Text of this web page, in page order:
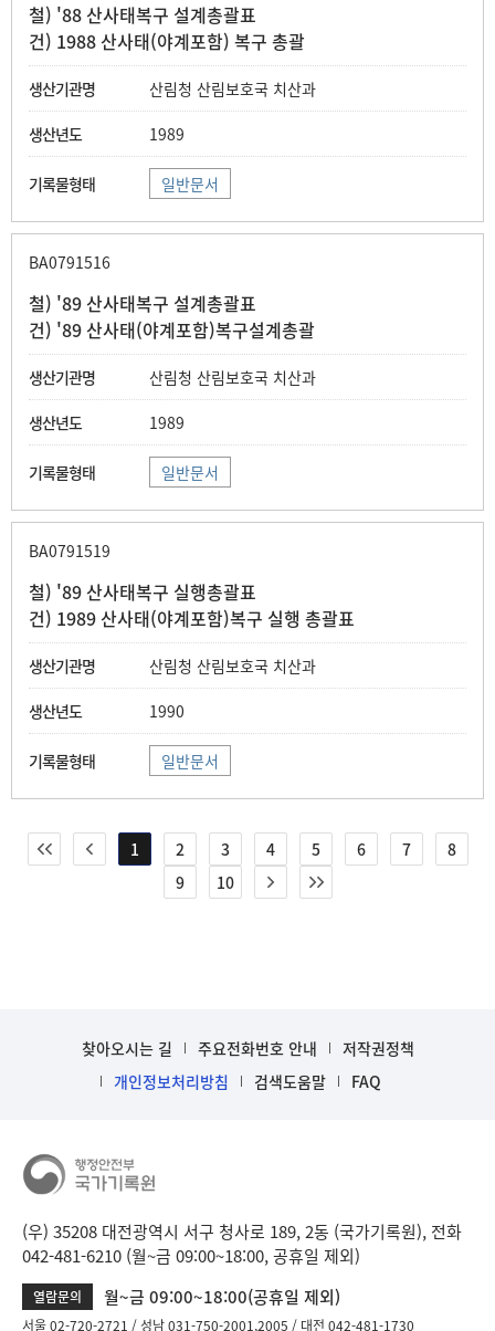
철) '88 산사태복구 설계총괄표
건) 1988 산사태(야계포함) 복구 총괄
산림청 산림보호국 치산과
1989
일반문서
BA0791516
철) '89 산사태복구 설계총괄표
건) '89 산사태(야계포함)복구설계총괄
산림청 산림보호국 치산과
1989
일반문서
BA0791519
철) '89 산사태복구 실행총괄표
건) 1989 산사태(야계포함)복구 실행 총괄표
산림청 산림보호국 치산과
1990
일반문서
1 2 3 4 5 6 7
8
9
10
찾아오시는 길 주요전화번호 안내
저작권정책
개인정보처리방침
검색도움말 FAQ
(우) 35208 대전광역시 서구 청사로 189, 2동 (국가기록원), 전화
042-481-6210 (월~금 09:00~18:00, 공휴일 제외)
열람문의 월~금 09:00~18:00(공휴일 제외)
서울 02-720-2721 성남 031-750-2001,2005 대전 042-481-1730